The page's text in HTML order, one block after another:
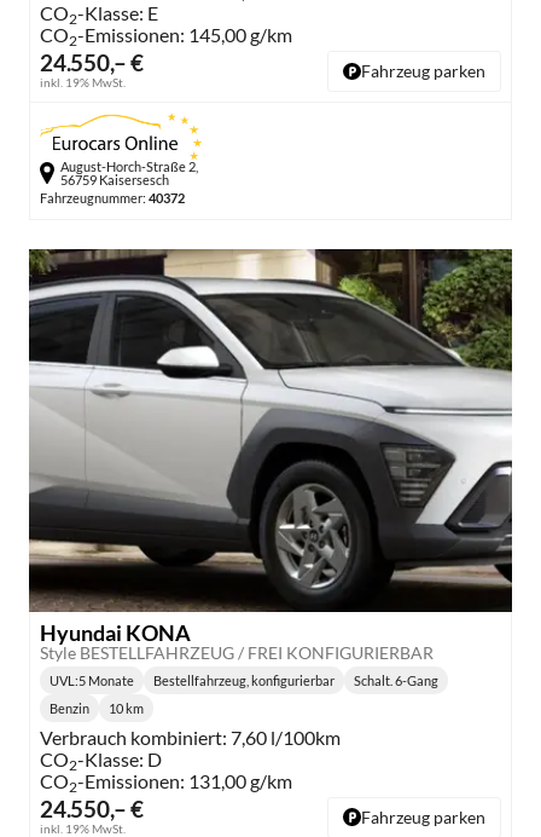
24.550,– €
inkl. 19% MwSt.
CO2-Klasse: E
CO2-Emissionen: 145,00 g/km
Fahrzeug parken
August-Horch-Straße 2,
56759 Kaisersesch
Fahrzeugnummer: 40372
Hyundai KONA
Style BESTELLFAHRZEUG / FREI KONFIGURIERBAR
24.550,– €
inkl. 19% MwSt.
Lieferzeit:
UVL :5 Monate Bestellfahrzeug, konfigurierbar
Getriebe:
Schalt. 6-Gang
Kraftstoff:
Benzin
Kilometerstand:
10 km
Verbrauch kombiniert: 7,60 l/100km
CO2-Klasse: D
CO2-Emissionen: 131,00 g/km
Fahrzeug parken